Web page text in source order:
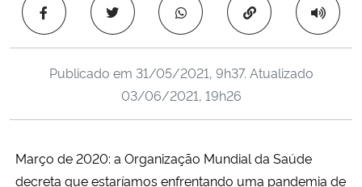
Ministério de Minas e Energia
Ministério da Ciência, Tecnologia, Inovações e Comunicações
Ministério do Turismo
Copiar para área
Publicado em 31/05/2021, 9h37. Atualizado
03/06/2021, 19h26
Março de 2020: a Organização Mundial da Saúde
decreta que estaríamos enfrentando uma pandemia de